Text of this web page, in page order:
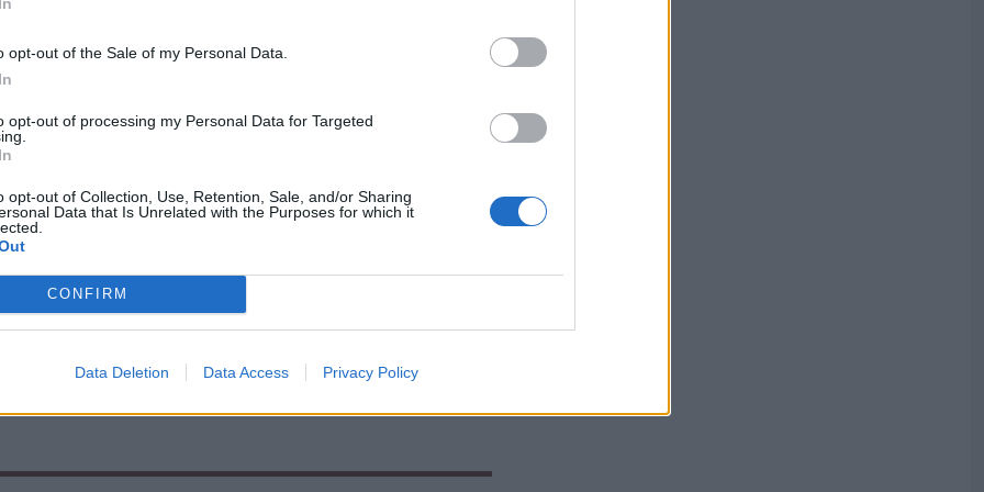
opt-out of the Sale of my Personal Data.
opt-out of processing my Personal Data for Targeted
opt-out of Collection, Use, Retention, Sale, and/or Sharing
Data that Is Unrelated with the Purposes for which it
CONFIRM
Data Deletion Data Access Privacy Policy
csíkszéki roma táncot
szereplésekre készülnek Alcsíkon és